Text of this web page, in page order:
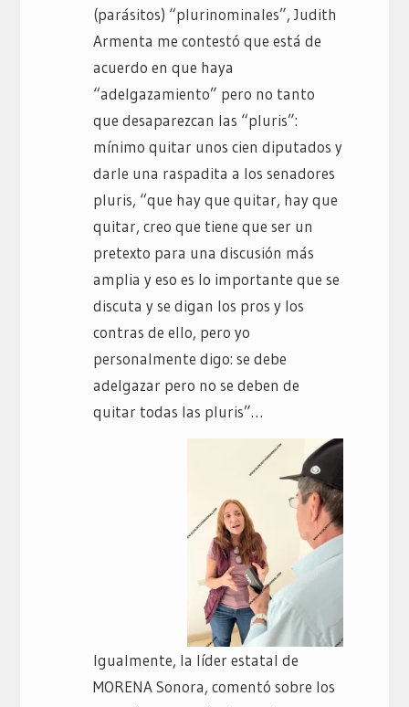
(parásitos) “plurinominales”, Judith
Armenta me contestó que está de
acuerdo en que haya
“adelgazamiento” pero no tanto
que desaparezcan las “pluris”:
mínimo quitar unos cien diputados y
darle una raspadita a los senadores
pluris, “que hay que quitar, hay que
quitar, creo que tiene que ser un
pretexto para una discusión más
amplia y eso es lo importante que se
discuta y se digan los pros y los
contras de ello, pero yo
personalmente digo: se debe
adelgazar pero no se deben de
quitar todas las pluris”…
Igualmente, la líder estatal de
MORENA Sonora, comentó sobre los